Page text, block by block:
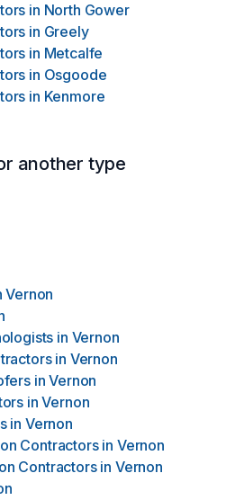
in North Gower
in Greely
in Metcalfe
in Osgoode
in Kenmore
another type
Vernon
in Vernon
in Vernon
in Vernon
in Vernon
in Vernon
Contractors in Vernon
Contractors in Vernon